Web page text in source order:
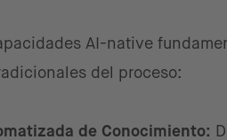
AI-native
del proceso:
de Conocimiento: